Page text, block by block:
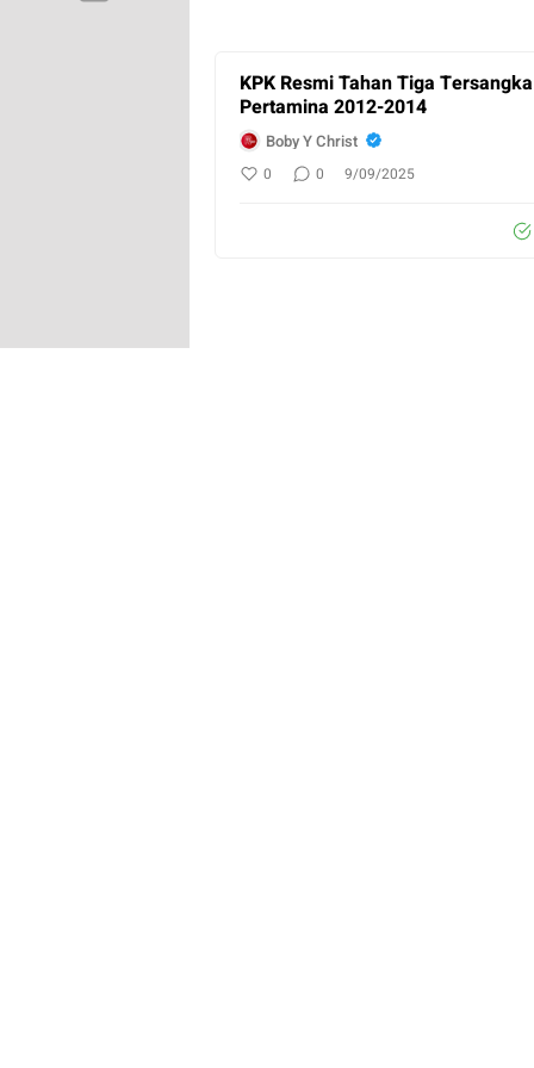
KPK Resmi Tahan Tiga
Pertamina 2012-2014
Boby Y Christ
0 0 9/09/2025